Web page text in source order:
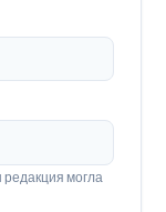
редакция могла